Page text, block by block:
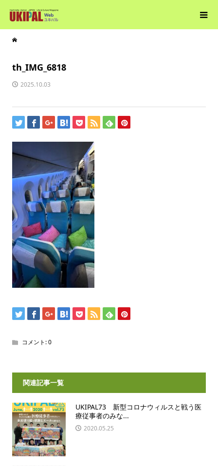
th_IMG_6818
2025.10.03
コメント:0
関連記事一覧
UKIPAL73 新型コロナウィルスと戦う医
療従事者のみな...
2020.05.25